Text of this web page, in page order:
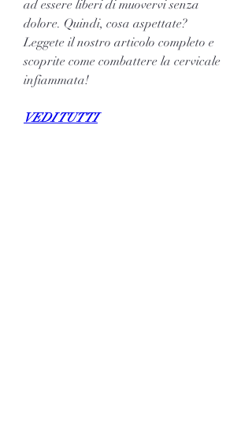
ad essere liberi di muovervi senza
dolore. Quindi, cosa aspettate?
Leggete il nostro articolo completo e
scoprite come combattere la cervicale
infiammata!
VEDI TUTTI